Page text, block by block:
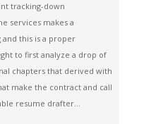
tracking-down
services makes a
this is a proper
to first analyze a drop of
chapters that derived with
make the contract and call
resume drafter…